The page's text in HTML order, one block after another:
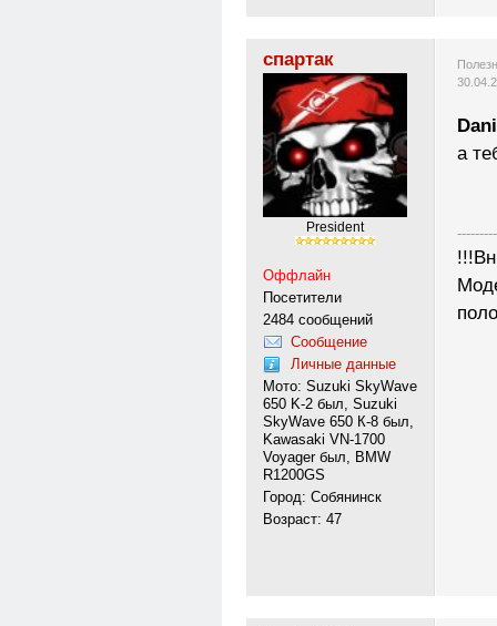
спартак
Рresident
Оффлайн
Посетители
2484 сообщений
Сообщение
Личные данные
Мото: Suzuki SkyWave
650 K-2 был, Suzuki
SkyWave 650 К-8 был,
Kawasaki VN-1700
Voyager был, BMW
R1200GS
Город: Собянинск
Возраст: 47
а